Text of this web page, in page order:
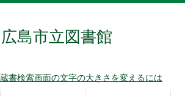
広島市立図書館
蔵書検索画面の文字の大きさを変えるには